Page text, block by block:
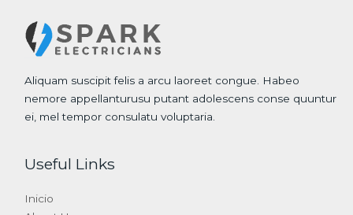
Aliquam suscipit felis a arcu laoreet congue. Habeo
nemore appellanturusu putant adolescens conse quuntur
ei, mel tempor consulatu voluptaria.
Useful Links
Inicio